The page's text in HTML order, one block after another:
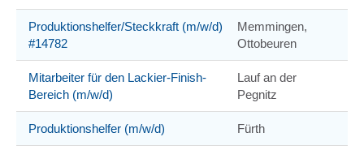
Produktionshelfer/Steckkraft (m/w/d)
#14782
Memmingen,
Ottobeuren
Mitarbeiter für den Lackier-Finish-
Bereich (m/w/d)
Lauf an der
Pegnitz
Produktionshelfer (m/w/d) Fürth